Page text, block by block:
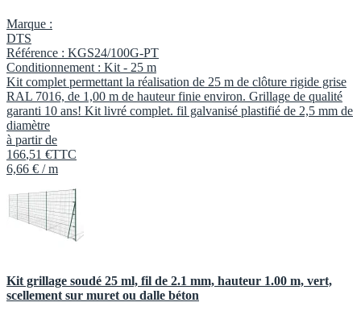
Marque :
DTS
Référence : KGS24/100G-PT
Conditionnement : Kit - 25 m
Kit complet permettant la réalisation de 25 m de clôture rigide grise
RAL 7016, de 1,00 m de hauteur finie environ. Grillage de qualité
garanti 10 ans! Kit livré complet. fil galvanisé plastifié de 2,5 mm de
diamètre
à partir de
166,51 €TTC
6,66 € / m
Kit grillage soudé 25 ml, fil de 2.1 mm, hauteur 1.00 m, vert,
scellement sur muret ou dalle béton